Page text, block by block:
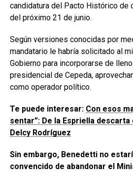
candidatura del Pacto Histórico de
del próximo 21 de junio.
Según versiones conocidas por
mandatario le habría solicitado al
Gobierno para incorporarse de
presidencial de Cepeda,
como operador político.
Te puede interesar: Con esos
sentar”: De la Espriella
Delcy Rodríguez
Sin embargo, Benedetti no
convencido de abandonar el